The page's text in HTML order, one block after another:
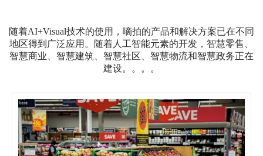
随着AI+Visual技术的使用，嘀拍的产品和解决方案已在不同
地区得到广泛应用。随着人工智能元素的开发，智慧零售、
智慧商业、智慧建筑、智慧社区、智慧物流和智慧政务正在
建设。。。。